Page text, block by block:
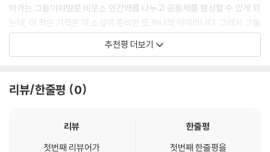
만딩고는 한 마리 고릴라로 별 탈 없이 살았다. 관람객들을 상대하며 하루
를 보내고, 가끔은 엠파이어스테이트빌딩에 올라가 밥벌이를 하기도 했다.
동료들도 생겼다. 비슷한 처지라 마음이 잘 맞았다. 비가 오나 눈이 오나 바
음이 따뜻했다. --- p.299
인권? 존엄성? 오늘을 살아가는 현대인들에게는 그런 게 없다. 다 옛말이
어 공무원시험을 준비하는 앤과, 역시 사람답게 살기 위해 대기업에 다니
길 포기하고 동물원에 온 조풍년, 그리고 정체불명의 남자에게 쫓기는 만
딩고의 이야기까지. 작가는 그들을 통해 현대 사회의 치열한 경쟁과 성과
주의라는 어두운 현실을 꼬집고, 사람이지만 사람으로 살 수 없는 이들, 동
물원에 와서야 비로소 사람다운 삶을 기대하는 이들의 모습을 리얼하고 정
강화길, 《체공녀 강주룡》의 박서련, 《코리안 티처》의 서수진, 《불펜의 시
간》의 김유원 등 한국문학의 새로운 지형도를 그린 많은 작가를 배출하며
아가는 그들이야말로 비로소 인간애를 나누고 공동체를 형성할 수 있게 되
는데, 이 작은 기적은 이 소설이 준비한 또 하나의 아이러니다. 그래서 그들
은 동물이 되어보고 나서야 다시 한 사람의 인간으로 일어설 수 있게 된다.
누구는 콩고로 날아가 동물로의 완전한 귀화를 선언하고, 누구는 재취업에
말이 얼마간 관습적이라는 사실을 부인하기 어려워서, 차라리 아이러니를
로 경쾌한 톤을 유지하고 있는 이 소설에 잘 어울리는 것도 사실인 데다가,
추천평 더보기
리뷰/한줄평 0
리뷰
첫번째 리뷰어가
한줄평
첫번째 한줄평을